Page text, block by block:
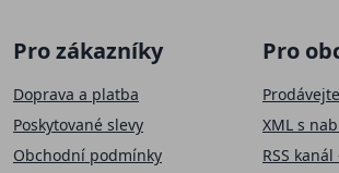
Pro zákazníky
Doprava a platba
Poskytované slevy
Obchodní podmínky
Pro
XML s
RSS